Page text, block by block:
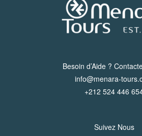
Besoin d’Aide ?
info@menara-
+212 524 446
Suivez Nous